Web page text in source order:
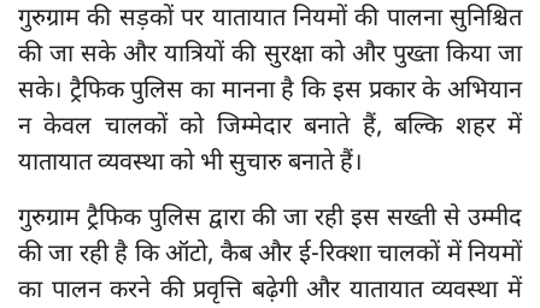
गुरुग्राम की सड़कों पर यातायात नियमों की पालना सुनिश्चित
की जा सके और यात्रियों की सुरक्षा को और पुख्ता किया जा
सके। ट्रैफिक पुलिस का मानना है कि इस प्रकार के अभियान
न केवल चालकों को जिम्मेदार बनाते हैं, बल्कि शहर में
यातायात व्यवस्था को भी सुचारु बनाते हैं।
गुरुग्राम ट्रैफिक पुलिस द्वारा की जा रही इस सख्ती से उम्मीद
की जा रही है कि ऑटो, कैब और ई-रिक्शा चालकों में नियमों
का पालन करने की प्रवृत्ति बढ़ेगी और यातायात व्यवस्था में